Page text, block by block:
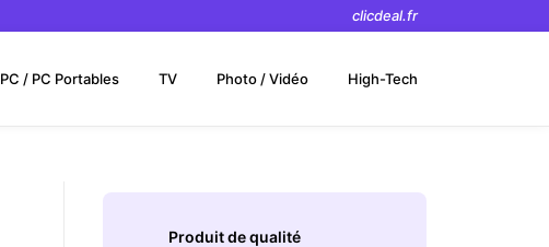
clicdeal.fr
PC / PC Portables TV Photo / Vidéo High-Tech
Produit de qualité